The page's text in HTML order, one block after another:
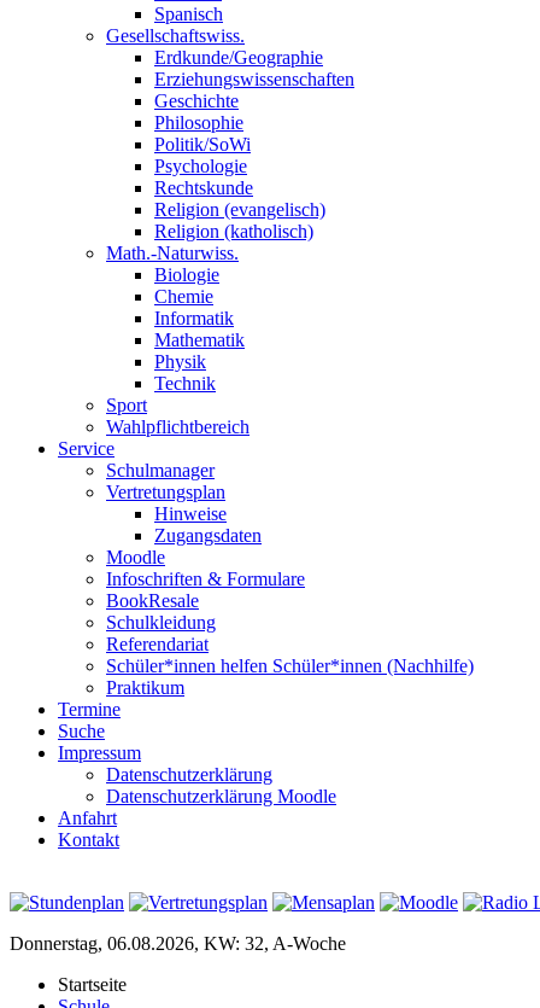
Spanisch
Gesellschaftswiss.
Erdkunde/Geographie
Erziehungswissenschaften
Geschichte
Philosophie
Politik/SoWi
Psychologie
Rechtskunde
Religion (evangelisch)
Religion (katholisch)
Math.-Naturwiss.
Biologie
Chemie
Informatik
Mathematik
Physik
Technik
Sport
Wahlpflichtbereich
Service
Schulmanager
Vertretungsplan
Hinweise
Zugangsdaten
Moodle
Infoschriften & Formulare
BookResale
Schulkleidung
Referendariat
Schüler*innen helfen Schüler*innen (Nachhilfe)
Praktikum
Termine
Suche
Impressum
Datenschutzerklärung
Datenschutzerklärung Moodle
Anfahrt
Kontakt
Donnerstag, 06.08.2026, KW: 32, A-Woche
Startseite